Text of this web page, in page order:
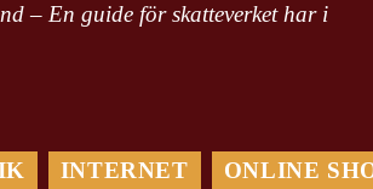
– En guide för skatteverket har i
INTERNET ONLINE